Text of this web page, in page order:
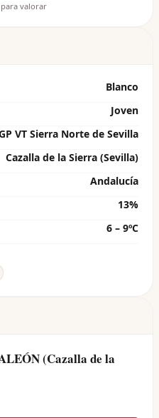
para valorar
Blanco
Joven
VT Sierra Norte de Sevilla
Cazalla de la Sierra (Sevilla)
Andalucía
13%
6 – 9ºC
(Cazalla de la